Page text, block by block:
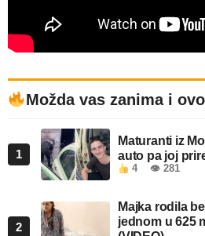
Možda vas zanima i ovo
1
Maturanti iz
auto pa joj
4 👁 281
2
Majka rodila
jednom u 625